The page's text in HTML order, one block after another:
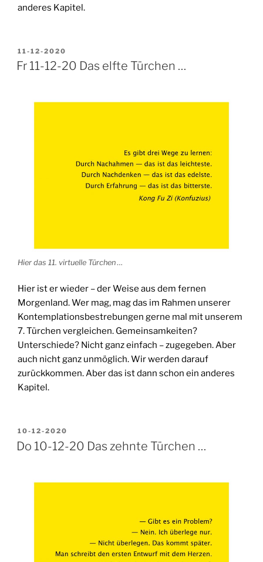
anderes Kapitel.
VERÖFFENTLICHT
AM
11-12-2020
Fr 11-12-20 Das elfte Türchen …
Hier das 11. virtuelle Türchen …
Hier ist er wieder – der Weise aus dem fernen
Morgenland. Wer mag, mag das im Rahmen unserer
Kontemplationsbestrebungen gerne mal mit unserem
7. Türchen vergleichen. Gemeinsamkeiten?
Unterschiede? Nicht ganz einfach – zugegeben. Aber
auch nicht ganz unmöglich. Wir werden darauf
zurückkommen. Aber das ist dann schon ein anderes
Kapitel.
VERÖFFENTLICHT
AM
10-12-2020
Do 10-12-20 Das zehnte Türchen …